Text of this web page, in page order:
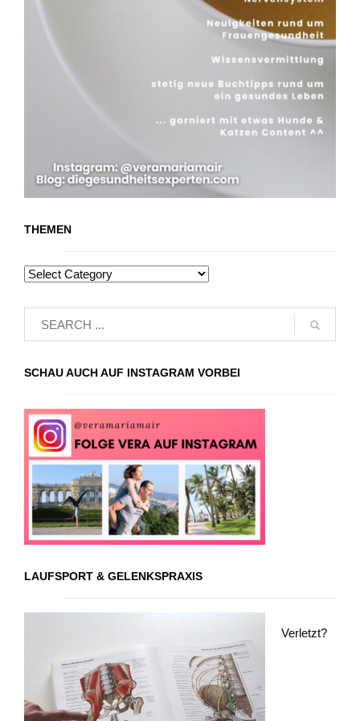
THEMEN
SCHAU AUCH AUF INSTAGRAM VORBEI
LAUFSPORT & GELENKSPRAXIS
Verletzt?